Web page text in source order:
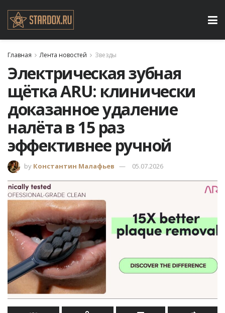
Главная Лента новостей Звезды
Электрическая зубная
щётка ARU: клинически
доказанное удаление
налёта в 15 раз
эффективнее ручной
by Константин Малафьев 05.07.2026